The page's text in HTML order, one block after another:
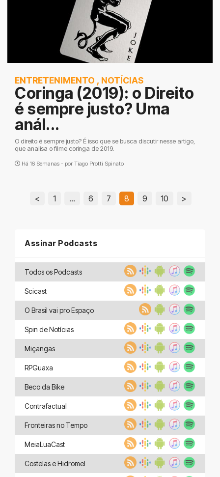
ENTRETENIMENTO , NOTÍCIAS
Coringa (2019): o Direito
é sempre justo? Uma
anál...
O direito é sempre justo? É isso que se busca discutir nesse artigo,
que analisa o filme coringa de 2019.
Há 16 Semanas - por Tiago Protti Spinato
< 1 … 6 7 8 9 10 >
Assinar Podcasts
Todos os Podcasts
Scicast
O Brasil vai pro Espaço
Spin de Notícias
Miçangas
RPGuaxa
Beco da Bike
Contrafactual
Fronteiras no Tempo
MeiaLuaCast
Costelas e Hidromel